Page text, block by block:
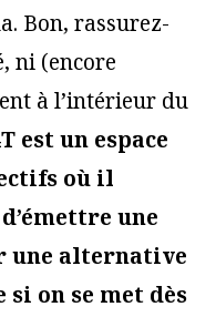
Bon, rassurez-
ni (encore
à l’intérieur du
est un espace
où il
une
une alternative
on se met dès